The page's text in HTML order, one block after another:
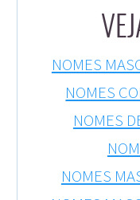
NOMES
NOMES
NOMES
NOMES